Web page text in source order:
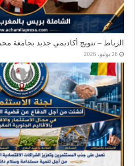
الرباط – تتويج أكاديمي جديد بجامعة
26 يوليو، 2026